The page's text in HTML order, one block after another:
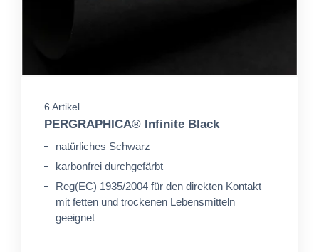
6 Artikel
PERGRAPHICA® Infinite Black
natürliches Schwarz
karbonfrei durchgefärbt
Reg(EC) 1935/2004 für den direkten Kontakt
mit fetten und trockenen Lebensmitteln
geeignet